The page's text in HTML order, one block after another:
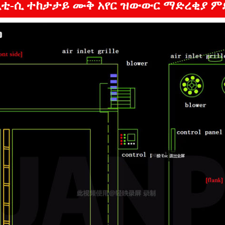
ሲ ተከታታይ ሙቅ አየር ዝውውር ማድረቂያ